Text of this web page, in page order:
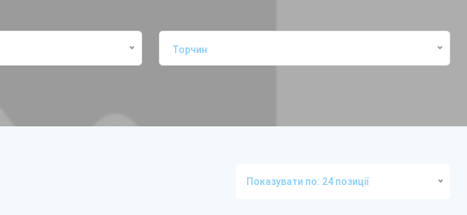
Торчин
Показувати по: 24 позиції